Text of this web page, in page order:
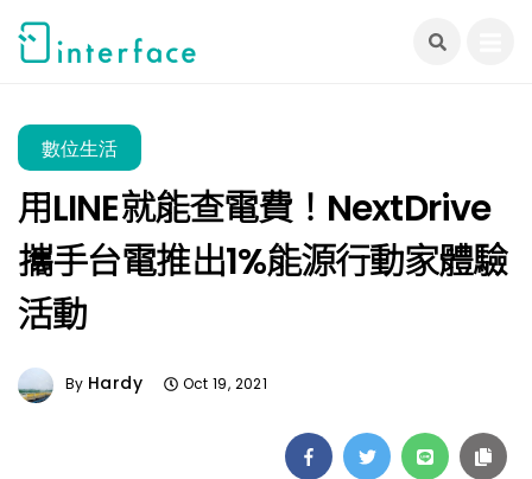
數位生活
用LINE就能查電費！NextDrive
攜手台電推出1%能源行動家體驗
活動
By Hardy Oct 19, 2021